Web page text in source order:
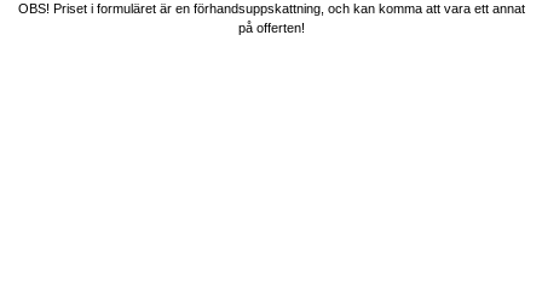
OBS! Priset i formuläret är en förhandsuppskattning, och kan komma att vara ett annat
på offerten!